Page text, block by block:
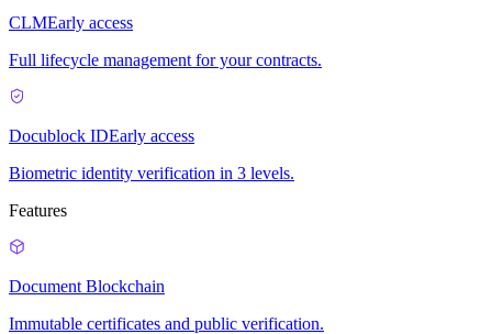
CLMEarly access
Full lifecycle management for your contracts.
Docublock IDEarly access
Biometric identity verification in 3 levels.
Features
Document Blockchain
Immutable certificates and public verification.